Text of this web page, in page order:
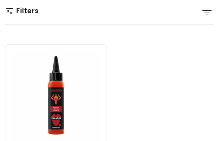
Filters